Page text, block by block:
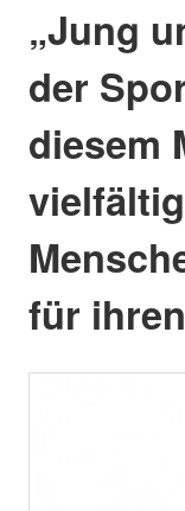
„Jung
der
diesem
für